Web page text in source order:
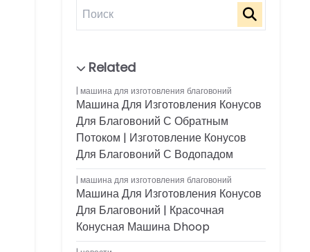
машина для изготовления благовоний
Машина Для Изготовления Конусов
Для Благовоний С Обратным
Потоком | Изготовление Конусов
Для Благовоний С Водопадом
машина для изготовления благовоний
Машина Для Изготовления Конусов
Для Благовоний | Красочная
Конусная Машина Dhoop